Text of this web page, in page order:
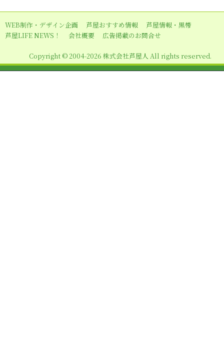
シ
ョ
WEB制作・デザイン企画 芦屋おすすめ情報
芦屋情報・黒帯
芦屋LIFE NEWS！
会社概要 広告掲載のお問合せ
Copyright © 2004-2026 株式会社芦屋人 All rights reserved.